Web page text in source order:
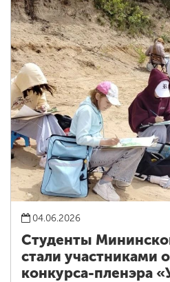
04.06.2026
Студенты
стали участниками
конкурса-пленэра